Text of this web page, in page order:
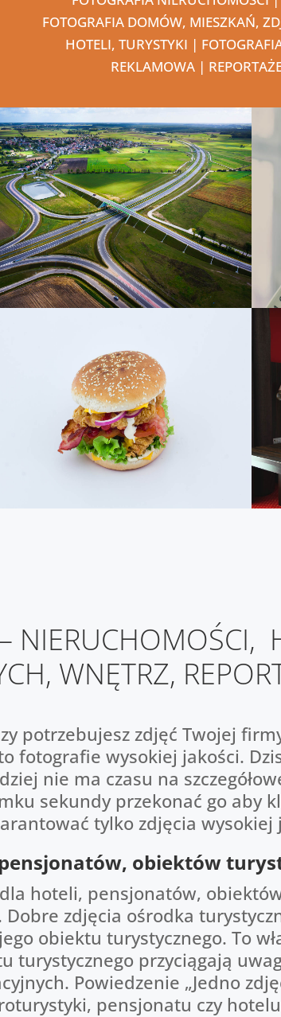
FOTOGRAFIA DOMÓW, MIESZKAŃ,
HOTELI, TURYSTYKI |
REKLAMOWA |
NIERUCHOMOŚCI,
WNĘTRZ,
potrzebujesz zdjęć Twojej
fotografie wysokiej jakości.
nie ma czasu na
sekundy przekonać go aby
tylko zdjęcia
obiektów
hoteli, pensjonatów,
zdjęcia ośrodka
obiektu turystycznego. To
turystycznego przyciągają
Powiedzenie „Jedno
pensjonatu czy